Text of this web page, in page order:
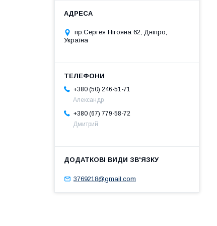
пр.Сергея Нігояна 62, Дніпро,
Україна
+380 (50) 246-51-71
Александр
+380 (67) 779-58-72
Дмитрий
3769218@gmail.com